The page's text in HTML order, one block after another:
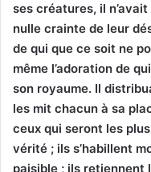
ses créatures, il
nulle crainte de leur
de qui que ce soit ne
même l’adoration de
son royaume. Il
les mit chacun à sa
ceux qui seront les
vérité ; ils s’habillent
paisible ; ils retiennent